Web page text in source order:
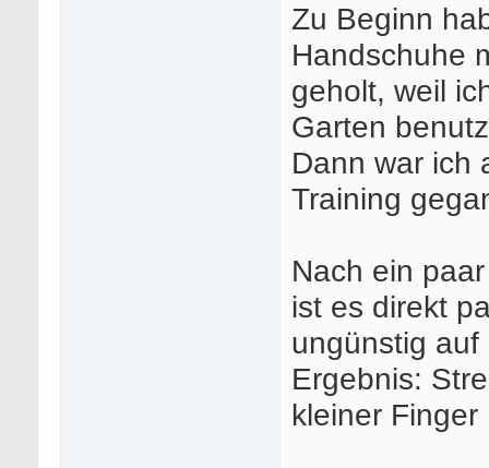
Zu Beginn
Handschuhe
geholt, weil
Garten
Dann war ich
Training
Nach ein
ist es direkt
ungünstig
Ergebnis:
kleiner Finger